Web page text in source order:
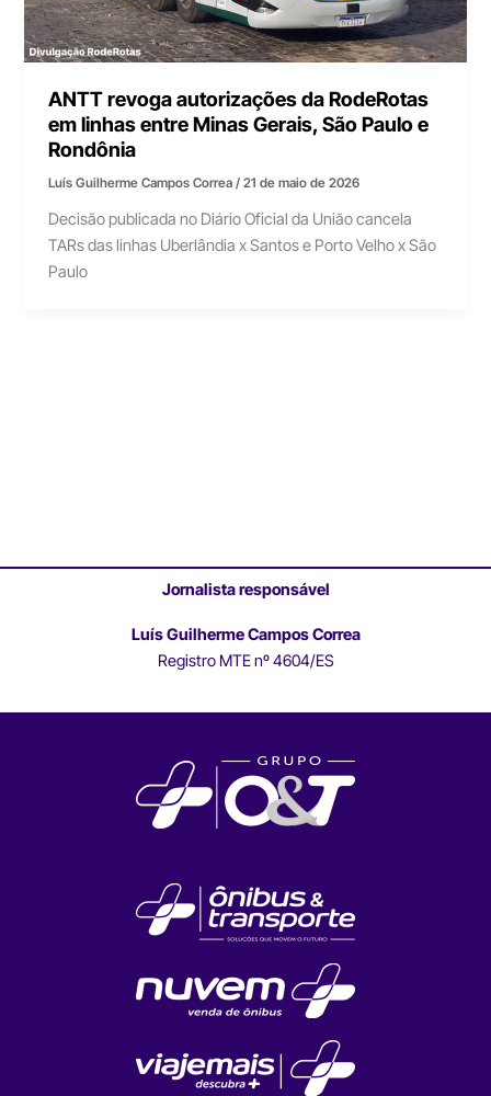
ANTT revoga autorizações da RodeRotas
em linhas entre Minas Gerais, São Paulo e
Rondônia
Luís Guilherme Campos Correa/21 de maio de 2026
Decisão publicada no Diário Oficial da União cancela
TARs das linhas Uberlândia x Santos e Porto Velho x São
Paulo
Jornalista responsável
Luís Guilherme Campos Correa
Registro MTE nº 4604/ES